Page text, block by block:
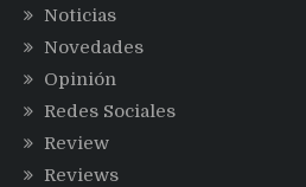
Noticias
Novedades
Opinión
Redes Sociales
Review
Reviews